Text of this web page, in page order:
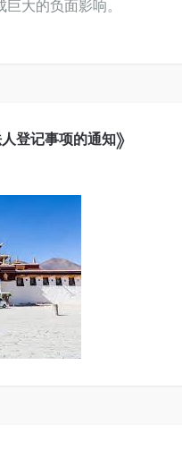
大的负面影响。
登记事项的通知》